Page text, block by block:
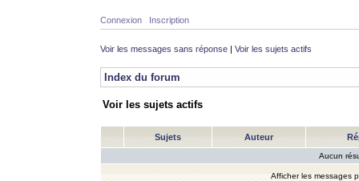
Connexion Inscription
Voir les messages sans réponse | Voir les sujets actifs
Index du forum
Voir les sujets actifs
Sujets Auteur
Aucun
Afficher les messages